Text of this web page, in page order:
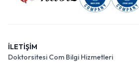
İLETİŞİM
Doktorsitesi Com Bilgi Hizmetleri